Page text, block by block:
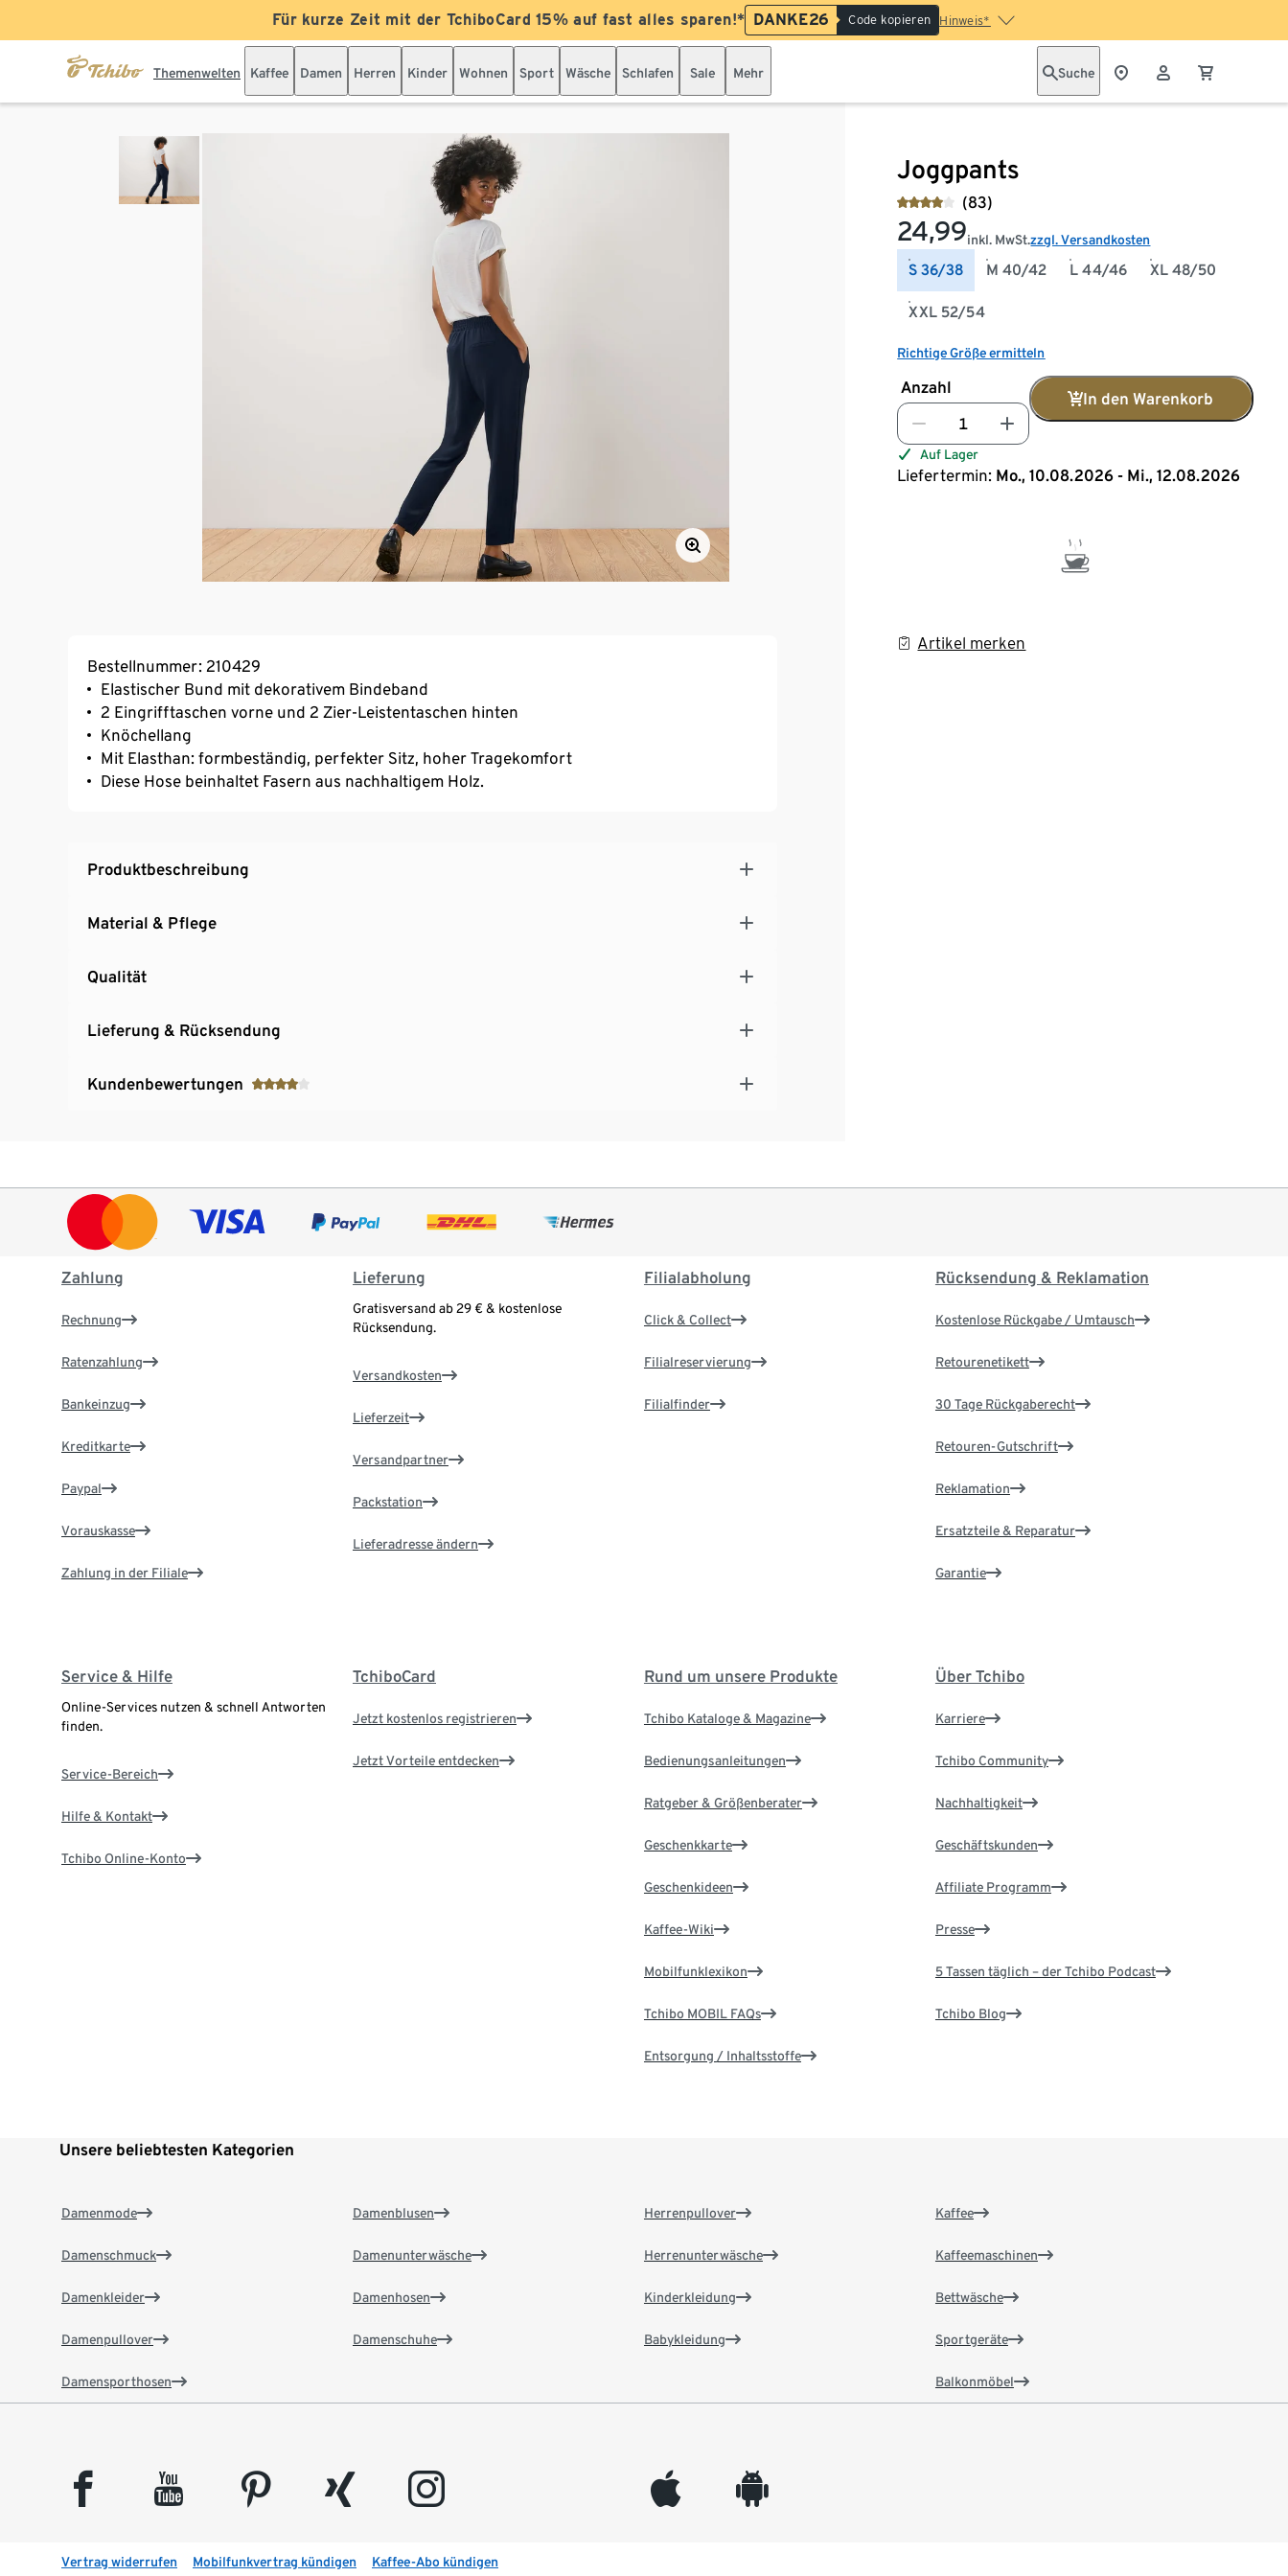
Für kurze Zeit mit der TchiboCard 15% auf fast alles sparen!* DANKE26 Code kopieren Hinweis*
Themenwelten Kaffee Damen Herren Kinder Wohnen Sport Wäsche Schlafen Sale Mehr Suche
Joggpants
(83)
24,99inkl. MwSt.zzgl. Versandkosten
S 36/38 M 40/42 L 44/46 XL 48/50
XXL 52/54
Richtige Größe ermitteln
Anzahl
In den Warenkorb
Auf Lager
Liefertermin: Mo., 10.08.2026 - Mi., 12.08.2026
Artikel merken
Bestellnummer: 210429
Elastischer Bund mit dekorativem Bindeband
2 Eingrifftaschen vorne und 2 Zier-Leistentaschen hinten
Knöchellang
Mit Elasthan: formbeständig, perfekter Sitz, hoher Tragekomfort
Diese Hose beinhaltet Fasern aus nachhaltigem Holz.
Produktbeschreibung
Material & Pflege
Qualität
Lieferung & Rücksendung
Kundenbewertungen
Zahlung
Rechnung
Ratenzahlung
Bankeinzug
Kreditkarte
Paypal
Vorauskasse
Zahlung in der Filiale
Lieferung
Gratisversand ab 29 € & kostenlose
Rücksendung.
Versandkosten
Lieferzeit
Versandpartner
Packstation
Lieferadresse ändern
Filialabholung
Click & Collect
Filialreservierung
Filialfinder
Rücksendung & Reklamation
Kostenlose Rückgabe / Umtausch
Retourenetikett
30 Tage Rückgaberecht
Retouren-Gutschrift
Reklamation
Ersatzteile & Reparatur
Garantie
Service & Hilfe
Online-Services nutzen & schnell Antworten
finden.
Service-Bereich
Hilfe & Kontakt
Tchibo Online-Konto
TchiboCard
Jetzt kostenlos registrieren
Jetzt Vorteile entdecken
Rund um unsere Produkte
Tchibo Kataloge & Magazine
Bedienungsanleitungen
Ratgeber & Größenberater
Geschenkkarte
Geschenkideen
Kaffee-Wiki
Mobilfunklexikon
Tchibo MOBIL FAQs
Entsorgung / Inhaltsstoffe
Über Tchibo
Karriere
Tchibo Community
Nachhaltigkeit
Geschäftskunden
Affiliate Programm
Presse
5 Tassen täglich – der Tchibo Podcast
Tchibo Blog
Unsere beliebtesten Kategorien
Damenmode
Damenschmuck
Damenkleider
Damenpullover
Damensporthosen
Damenblusen
Damenunterwäsche
Damenhosen
Damenschuhe
Herrenpullover
Herrenunterwäsche
Kinderkleidung
Babykleidung
Kaffee
Kaffeemaschinen
Bettwäsche
Sportgeräte
Balkonmöbel
facebook youtube pinterest xing instagram appleinc android
Vertrag widerrufen Mobilfunkvertrag kündigen Kaffee-Abo kündigen